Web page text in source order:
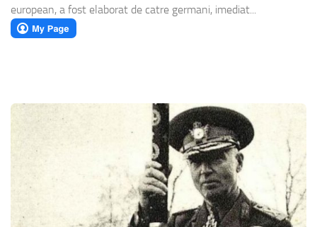
european, a fost elaborat de catre germani, imediat...